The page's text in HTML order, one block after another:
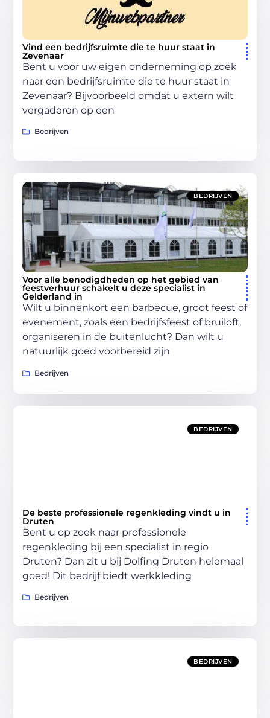
Vind een bedrijfsruimte die te huur staat in
Zevenaar
Bent u voor uw eigen onderneming op zoek
naar een bedrijfsruimte die te huur staat in
Zevenaar? Bijvoorbeeld omdat u extern wilt
vergaderen op een
Bedrijven
BEDRIJVEN
Voor alle benodigdheden op het gebied van
feestverhuur schakelt u deze specialist in
Gelderland in
Wilt u binnenkort een barbecue, groot feest of
evenement, zoals een bedrijfsfeest of bruiloft,
organiseren in de buitenlucht? Dan wilt u
natuurlijk goed voorbereid zijn
Bedrijven
BEDRIJVEN
De beste professionele regenkleding vindt u in
Druten
Bent u op zoek naar professionele
regenkleding bij een specialist in regio
Druten? Dan zit u bij Dolfing Druten helemaal
goed! Dit bedrijf biedt werkkleding
Bedrijven
BEDRIJVEN